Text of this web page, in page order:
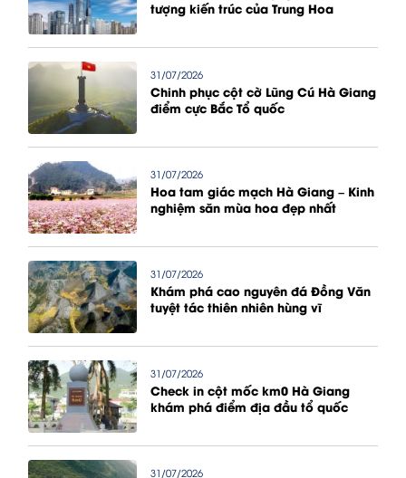
tượng kiến trúc của Trung Hoa
31/07/2026
Chinh phục cột cờ Lũng Cú Hà Giang
điểm cực Bắc Tổ quốc
31/07/2026
Hoa tam giác mạch Hà Giang – Kinh
nghiệm săn mùa hoa đẹp nhất
31/07/2026
Khám phá cao nguyên đá Đồng Văn
tuyệt tác thiên nhiên hùng vĩ
31/07/2026
Check in cột mốc km0 Hà Giang
khám phá điểm địa đầu tổ quốc
31/07/2026